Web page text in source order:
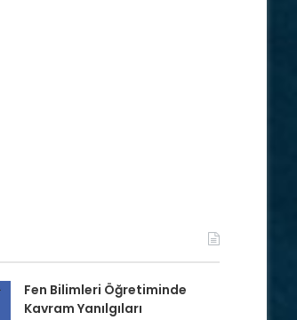
Fen Bilimleri Öğretiminde
Kavram Yanılgıları